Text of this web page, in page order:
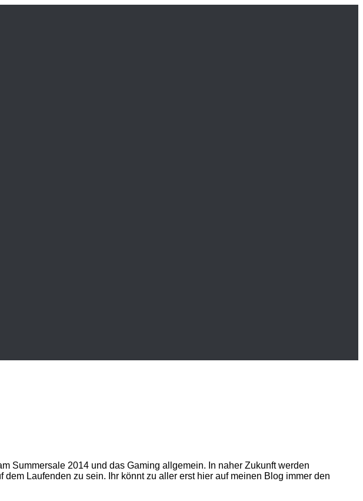
Summersale 2014 und das Gaming allgemein. In naher Zukunft werden
Laufenden zu sein. Ihr könnt zu aller erst hier auf meinen Blog immer den